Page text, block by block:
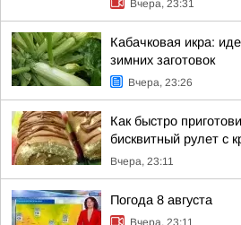
Вчера, 23:31
Кабачковая икра:
зимних заготовок
Вчера, 23:26
Как быстро
бисквитный рулет с
Вчера, 23:11
Погода 8 августа
Вчера, 23:11